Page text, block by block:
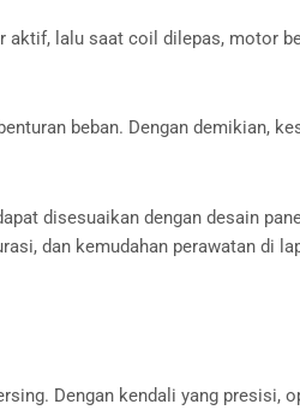
lalu saat coil dilepas, motor
beban. Dengan demikian,
disesuaikan dengan desain
dan kemudahan perawatan di
Dengan kendali yang presisi,